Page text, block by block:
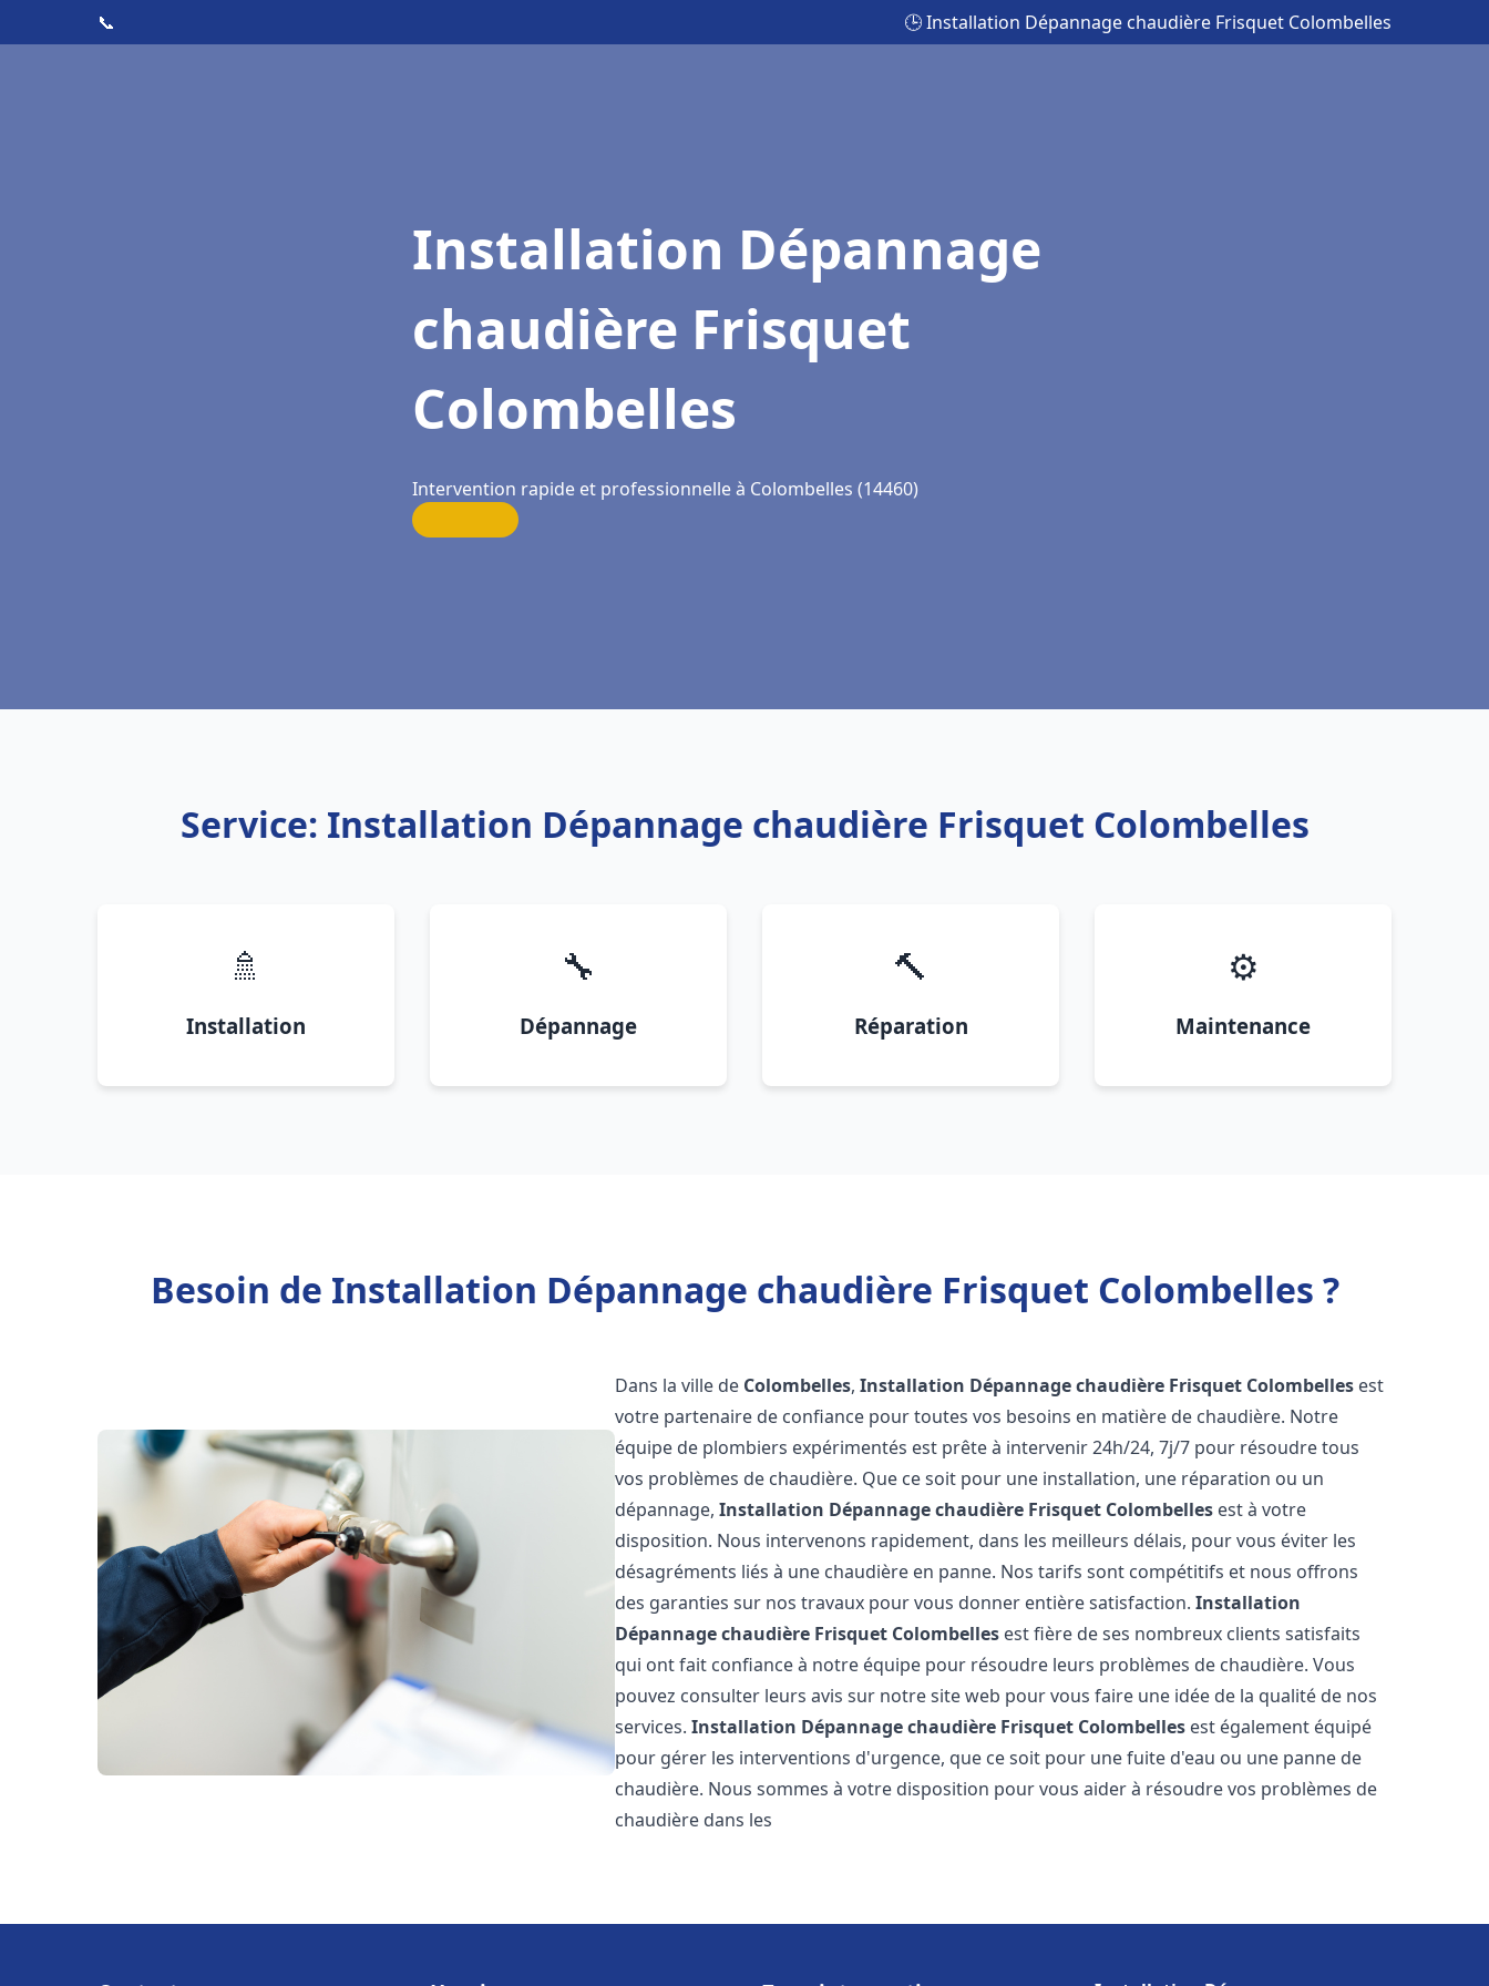
📞 🕒 Installation Dépannage chaudière Frisquet Colombelles
Installation Dépannage
chaudière Frisquet
Colombelles
Intervention rapide et professionnelle à Colombelles (14460)
Service: Installation Dépannage chaudière Frisquet Colombelles
🚿
Installation
🔧
Dépannage
🔨
Réparation
⚙️
Maintenance
Besoin de Installation Dépannage chaudière Frisquet Colombelles ?
Dans la ville de Colombelles,Installation Dépannage chaudière Frisquet Colombelles est
votre partenaire de confiance pour toutes vos besoins en matière de chaudière. Notre
équipe de plombiers expérimentés est prête à intervenir 24h/24, 7j/7 pour résoudre tous
vos problèmes de chaudière. Que ce soit pour une installation, une réparation ou un
dépannage,Installation Dépannage chaudière Frisquet Colombelles est à votre
disposition. Nous intervenons rapidement, dans les meilleurs délais, pour vous éviter les
désagréments liés à une chaudière en panne. Nos tarifs sont compétitifs et nous offrons
des garanties sur nos travaux pour vous donner entière satisfaction.Installation
Dépannage chaudière Frisquet Colombelles est fière de ses nombreux clients satisfaits
qui ont fait confiance à notre équipe pour résoudre leurs problèmes de chaudière. Vous
pouvez consulter leurs avis sur notre site web pour vous faire une idée de la qualité de nos
services.Installation Dépannage chaudière Frisquet Colombelles est également équipé
pour gérer les interventions d'urgence, que ce soit pour une fuite d'eau ou une panne de
chaudière. Nous sommes à votre disposition pour vous aider à résoudre vos problèmes de
chaudière dans les